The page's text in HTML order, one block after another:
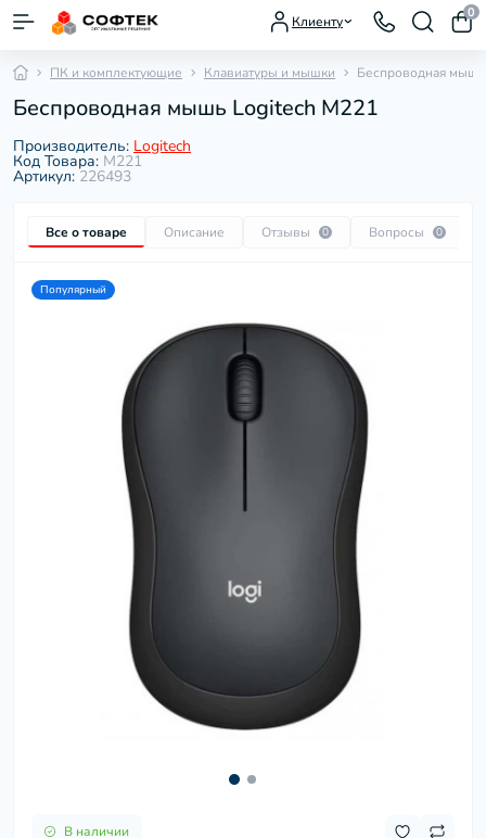
Клиенту
0
ПК и комплектующие Клавиатуры и мышки Беспроводная
Беспроводная мышь Logitech M221
Производитель: Logitech
Код Товара: M221
Артикул: 226493
Все о товаре Описание Отзывы 0 Вопросы 0
Популярный
В наличии